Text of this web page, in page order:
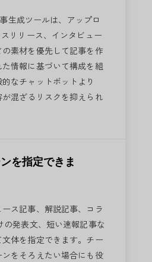
生成ツールは、アップロ
リリース、インタビュー
素材を優先して記事を作
情報に基づいて構成を組
なチャットボットより
混ざるリスクを抑えられ
を指定できま
ス記事、解説記事、コラ
の発表文、短い速報記事な
体を指定できます。チー
をそろえたい場合にも役